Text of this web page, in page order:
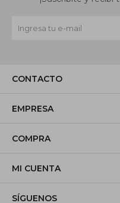
CONTACTO
EMPRESA
COMPRA
MI CUENTA
SÍGUENOS